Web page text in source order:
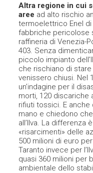
Altra regione in cui
aree ad alto rischio
termoelettrico Enel di
fabbriche pericolose
raffineria di Venezia-
403. Senza
piccolo impianto
che rischiano di
venissero chiusi. Nel
un’indagine per il
morti, 120 discariche
rifiuti tossici. E anche
mano e chiedono
all’Ilva. La differenza
«risarcimenti» delle
500 milioni di euro
Taranto invece per
quasi 360 milioni per
ambientale dello